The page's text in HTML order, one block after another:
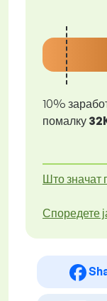
10%
помалку
Што значат
Споредете